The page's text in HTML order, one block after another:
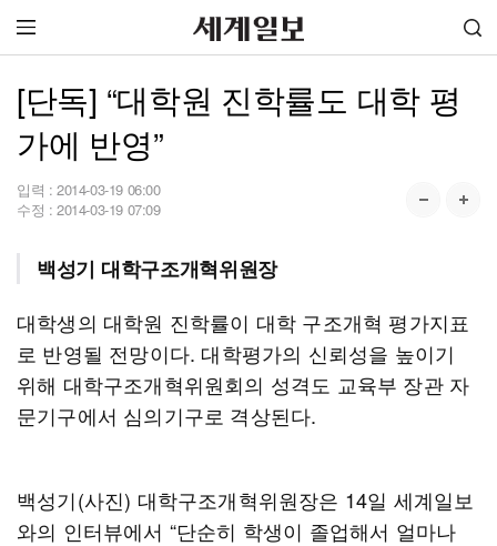
[단독] “대학원 진학률도 대학 평
가에 반영”
입력 : 2014-03-19 06:00
수정 : 2014-03-19 07:09
백성기 대학구조개혁위원장
대학생의 대학원 진학률이 대학 구조개혁 평가지표
로 반영될 전망이다. 대학평가의 신뢰성을 높이기
위해 대학구조개혁위원회의 성격도 교육부 장관 자
문기구에서 심의기구로 격상된다.
백성기(사진) 대학구조개혁위원장은 14일 세계일보
와의 인터뷰에서 “단순히 학생이 졸업해서 얼마나